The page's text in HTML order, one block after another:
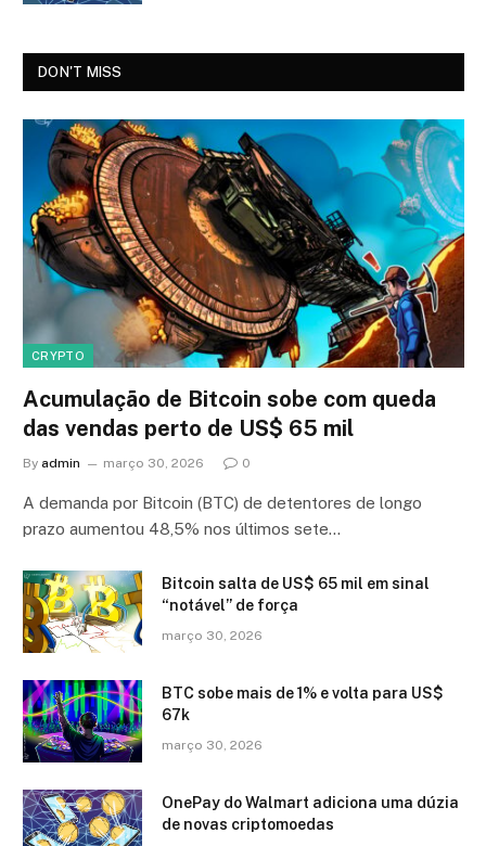
DON'T MISS
CRYPTO
Acumulação de Bitcoin sobe com queda
das vendas perto de US$ 65 mil
By admin março 30, 2026 0
A demanda por Bitcoin (BTC) de detentores de longo
prazo aumentou 48,5% nos últimos sete…
Bitcoin salta de US$ 65 mil em sinal
“notável” de força
março 30, 2026
BTC sobe mais de 1% e volta para US$
67k
março 30, 2026
OnePay do Walmart adiciona uma dúzia
de novas criptomoedas